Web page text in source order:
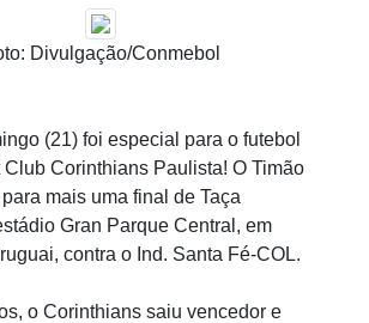
Divulgação/Conmebol
(21) foi especial para o futebol
Corinthians Paulista! O Timão
mais uma final de Taça
Gran Parque Central, em
contra o Ind. Santa Fé-COL.
o Corinthians saiu vencedor e